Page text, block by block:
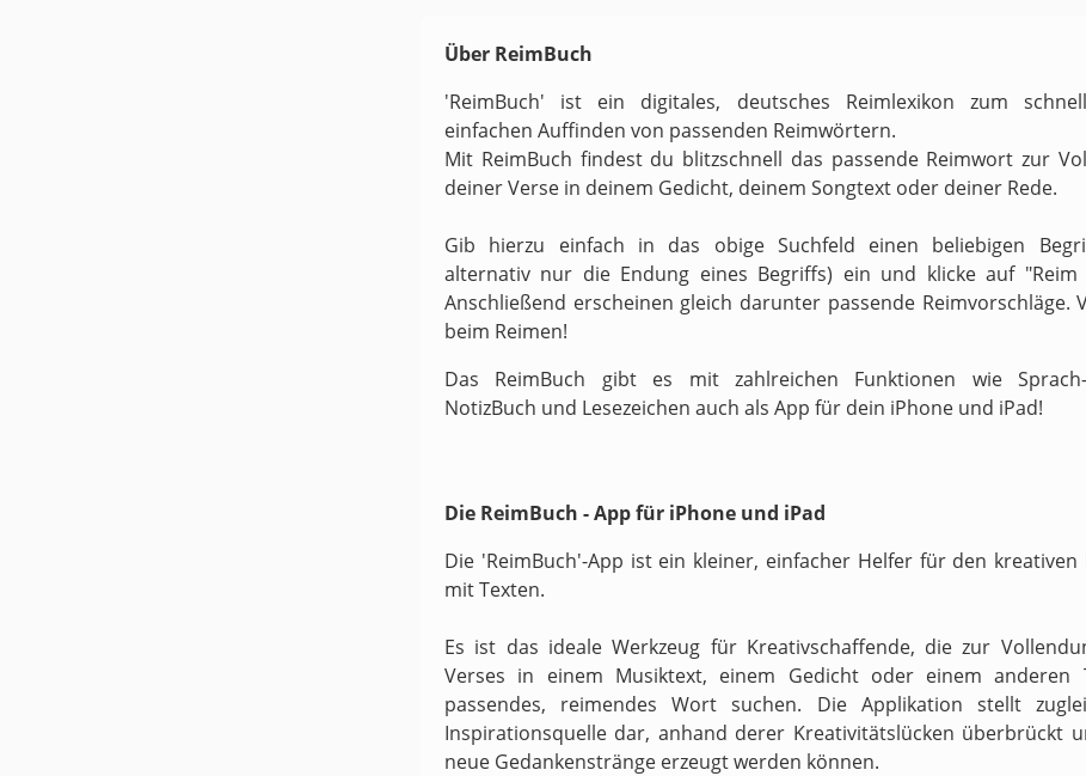
Über ReimBuch
'ReimBuch' ist ein digitales, deutsches Reimlexikon zum
einfachen Auffinden von passenden Reimwörtern.
Mit ReimBuch findest du blitzschnell das passende Reimwort zur
deiner Verse in deinem Gedicht, deinem Songtext oder deiner Rede.
Gib hierzu einfach in das obige Suchfeld einen beliebigen
alternativ nur die Endung eines Begriffs) ein und klicke auf "Reim
Anschließend erscheinen gleich darunter passende Reimvorschläge.
beim Reimen!
Das ReimBuch gibt es mit zahlreichen Funktionen wie Sprach-
NotizBuch und Lesezeichen auch als App für dein iPhone und iPad!
Die ReimBuch - App für iPhone und iPad
Die 'ReimBuch'-App ist ein kleiner, einfacher Helfer für den kreativen
mit Texten.
Es ist das ideale Werkzeug für Kreativschaffende, die zur
Verses in einem Musiktext, einem Gedicht oder einem anderen
passendes, reimendes Wort suchen. Die Applikation stellt
Inspirationsquelle dar, anhand derer Kreativitätslücken überbrückt
neue Gedankenstränge erzeugt werden können.